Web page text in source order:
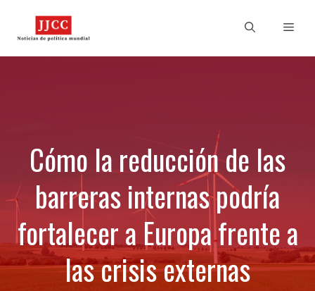
Cómo la reducción de las
barreras internas podría
fortalecer a Europa frente a
las crisis externas